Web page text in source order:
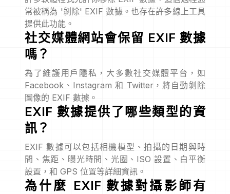
常被稱為 '剝除' EXIF 數據。也存在許多線上工具
提供此功能。
社交媒體網站會保留 EXIF 數據
嗎？
為了維護用戶隱私，大多數社交媒體平台，如
Facebook、Instagram 和 Twitter，將自動剝除
圖像的 EXIF 數據。
EXIF 數據提供了哪些類型的資
訊？
EXIF 數據可以包括相機模型、拍攝的日期與時
間、焦距、曝光時間、光圈、ISO 設置、白平衡
設置，和 GPS 位置等詳細資訊。
為什麼 EXIF 數據對攝影師有